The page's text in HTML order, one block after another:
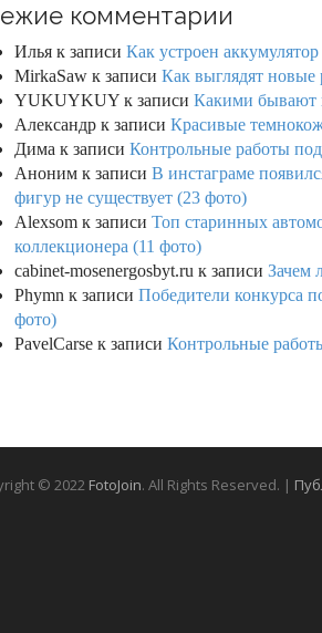
комментарии
Илья к записи Как устроен
MirkaSaw к записи Как выглядят новые
YUKUYKUY к записи Какими бывают
Александр к записи Красивые
Дима к записи Контрольные работы
Аноним к записи В инстаграме
фигур не существует (23 фото)
Alexsom к записи Топ старинных
коллекционера (11 фото)
cabinet-mosenergosbyt.ru к записи Зачем
Phymn к записи Победители конкурса
фото)
PavelCarse к записи Контрольные
© 2022 FotoJoin. All Rights Reserved. |